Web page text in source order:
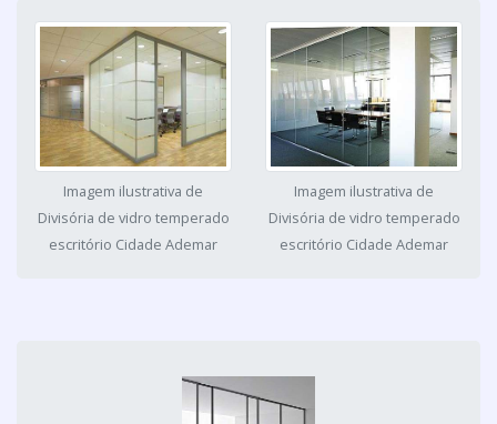
Imagem ilustrativa de
Divisória de vidro temperado
escritório Cidade Ademar
Imagem ilustrativa de
Divisória de vidro temperado
escritório Cidade Ademar